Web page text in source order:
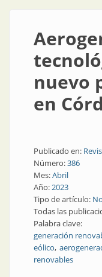
nuevo
en
Publicado en:
Número:386
Mes:Abril
Año:2023
Tipo de artículo:
Todas las
Palabra clave:
generación
eólico
renovables